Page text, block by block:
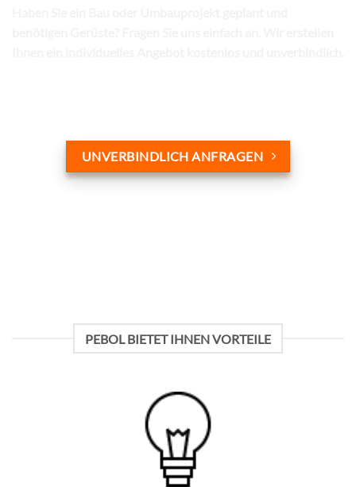
UNVERBINDLICH ANFRAGEN
PEBOL BIETET IHNEN VORTEILE